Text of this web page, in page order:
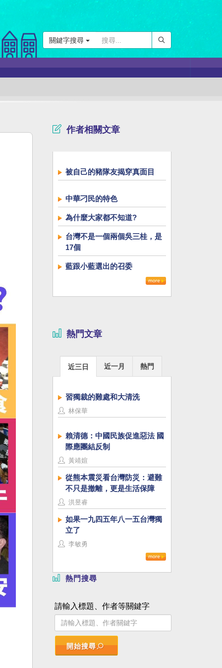
關鍵字搜尋
作者相關文章
被自己的豬隊友揭穿真面目
中華刁民的特色
為什麼大家都不知道?
台灣不是一個兩個吳三桂，是
17個
藍跟小藍選出的召委
熱門文章
近三日 近一月 熱門
習獨裁的難處和大清洗
林保華
賴清德：中國民族促進惡法 國
際應團結反制
黃靖媗
從熊本震災看台灣防災：避難
不只是撤離，更是生活保障
洪昱睿
如果一九四五年八一五台灣獨
立了
李敏勇
熱門搜尋
請輸入標題、作者等關鍵字
開始搜尋